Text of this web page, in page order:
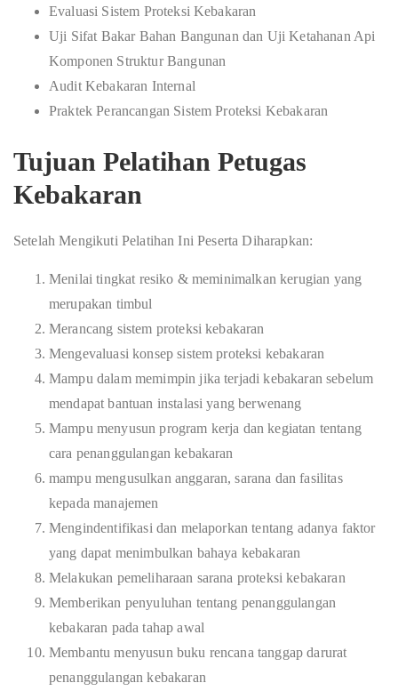
Evaluasi Sistem Proteksi Kebakaran
Uji Sifat Bakar Bahan Bangunan dan Uji Ketahanan Api
Komponen Struktur Bangunan
Audit Kebakaran Internal
Praktek Perancangan Sistem Proteksi Kebakaran
Tujuan Pelatihan Petugas
Kebakaran
Setelah Mengikuti Pelatihan Ini Peserta Diharapkan:
Menilai tingkat resiko & meminimalkan kerugian yang
merupakan timbul
Merancang sistem proteksi kebakaran
Mengevaluasi konsep sistem proteksi kebakaran
Mampu dalam memimpin jika terjadi kebakaran sebelum
mendapat bantuan instalasi yang berwenang
Mampu menyusun program kerja dan kegiatan tentang
cara penanggulangan kebakaran
mampu mengusulkan anggaran, sarana dan fasilitas
kepada manajemen
Mengindentifikasi dan melaporkan tentang adanya faktor
yang dapat menimbulkan bahaya kebakaran
Melakukan pemeliharaan sarana proteksi kebakaran
Memberikan penyuluhan tentang penanggulangan
kebakaran pada tahap awal
Membantu menyusun buku rencana tanggap darurat
penanggulangan kebakaran